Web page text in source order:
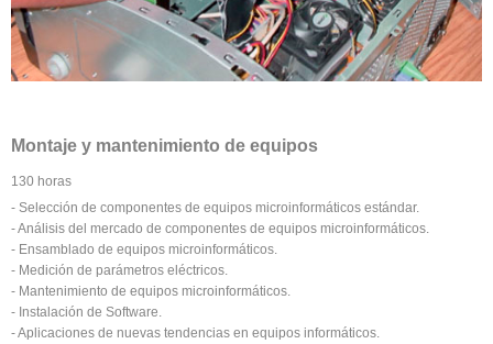
Montaje y mantenimiento de equipos
130 horas
- Selección de componentes de equipos microinformáticos estándar.
- Análisis del mercado de componentes de equipos microinformáticos.
- Ensamblado de equipos microinformáticos.
- Medición de parámetros eléctricos.
- Mantenimiento de equipos microinformáticos.
- Instalación de Software.
- Aplicaciones de nuevas tendencias en equipos informáticos.